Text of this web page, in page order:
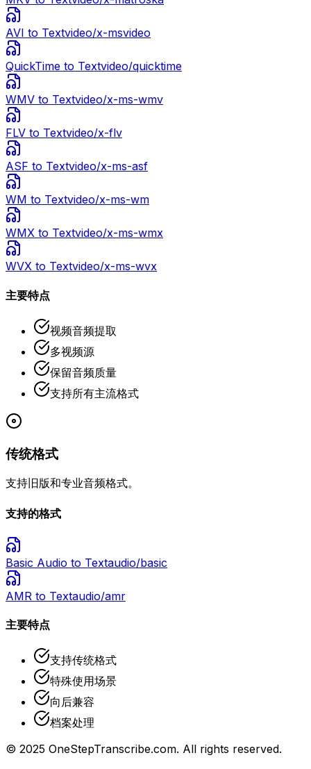
AVI to Textvideo/x-msvideo
QuickTime to Textvideo/quicktime
WMV to Textvideo/x-ms-wmv
FLV to Textvideo/x-flv
ASF to Textvideo/x-ms-asf
WM to Textvideo/x-ms-wm
WMX to Textvideo/x-ms-wmx
WVX to Textvideo/x-ms-wvx
主要特点
视频音频提取
多视频源
保留音频质量
支持所有主流格式
传统格式
支持旧版和专业音频格式。
支持的格式
Basic Audio to Textaudio/basic
AMR to Textaudio/amr
主要特点
支持传统格式
特殊使用场景
向后兼容
档案处理
© 2025 OneStepTranscribe.com. All rights reserved.